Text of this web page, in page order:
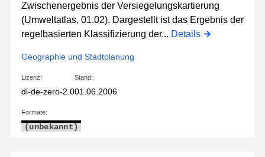
Zwischenergebnis der Versiegelungskartierung
(Umweltatlas, 01.02). Dargestellt ist das Ergebnis der
regelbasierten Klassifizierung der... Details
Geographie und Stadtplanung
Lizenz:
dl-de-zero-2.0
Stand:
01.06.2006
Formate:
(unbekannt)